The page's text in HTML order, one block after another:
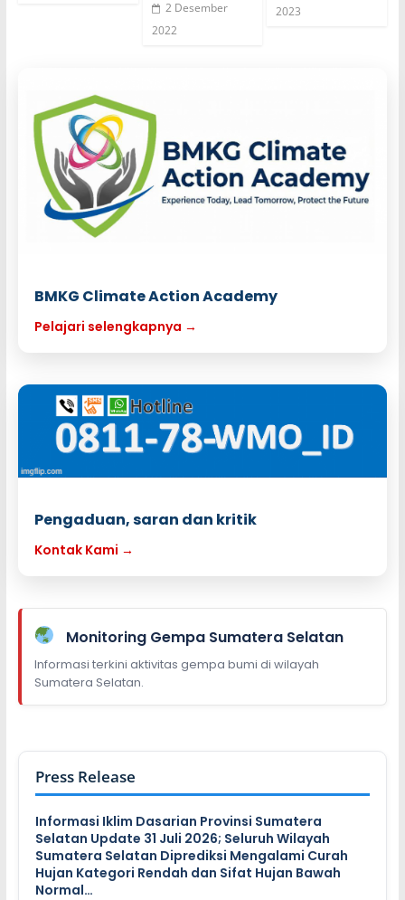
2 Desember
2022
2023
BMKG Climate Action Academy
Pelajari selengkapnya →
Pengaduan, saran dan kritik
Kontak Kami →
Monitoring Gempa Sumatera Selatan
Informasi terkini aktivitas gempa bumi di wilayah
Sumatera Selatan.
Press Release
Informasi Iklim Dasarian Provinsi Sumatera
Selatan Update 31 Juli 2026; Seluruh Wilayah
Sumatera Selatan Diprediksi Mengalami Curah
Hujan Kategori Rendah dan Sifat Hujan Bawah
Normal…